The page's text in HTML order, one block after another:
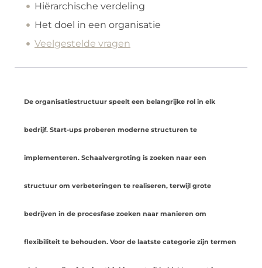
Hiërarchische verdeling
Het doel in een organisatie
Veelgestelde vragen
De organisatiestructuur speelt een belangrijke rol in elk
bedrijf. Start-ups proberen moderne structuren te
implementeren. Schaalvergroting is zoeken naar een
structuur om verbeteringen te realiseren, terwijl grote
bedrijven in de procesfase zoeken naar manieren om
flexibiliteit te behouden. Voor de laatste categorie zijn termen